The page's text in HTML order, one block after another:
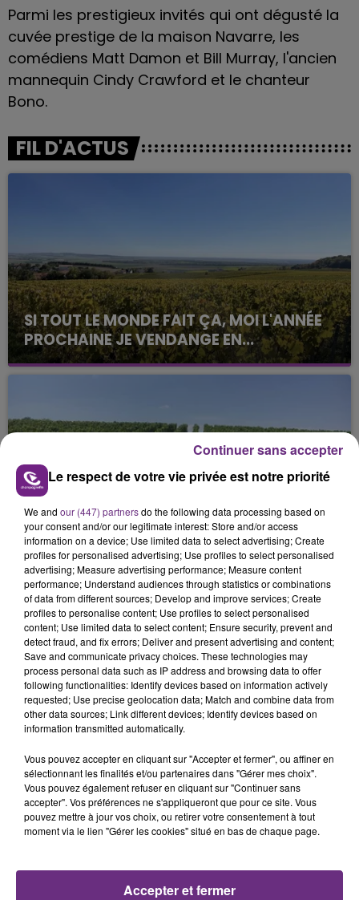
Parmi les prestigieux invités qui ont dégusté la
cuvée prestige de la maison Navarre, les
comédiens Matt Damon et Bill Murray, l'ancien
mannequin Cindy Crawford et le chanteur
Bono.
FIL D'ACTUS
SI TOUT LE MONDE FAIT ÇA, MOI L'ANNÉE
PROCHAINE JE VENDANGE EN...
La vendange en Champagne a débuté ce jeudi 6
août dans la commune de Montgueux (Aube). Du
L'INSPECTION DU TRAVAIL RAPPELLE À
L'ORDRE SUR LES CONDITIONS DE...
Alors que les dates de début des vendange 2026
s'est avéré être plus précoce que prévu,
l'inspection du Travail en profite pour rappeler
les conditions de...
TITRES DIFFUSÉS
8h14
8h14
BEBE REXHA
New Religion
8h11
8h11
SHAWN MENDES & CAMILA
CABELLO
7h58
7h58
Le respect de votre vie privée est notre priorité
We and our (447) partnersdo the following data processing based on
your consent and/or our legitimate interest: Store and/or access
information on a device; Use limited data to select advertising; Create
profiles for personalised advertising; Use profiles to select personalised
advertising; Measure advertising performance; Measure content
performance; Understand audiences through statistics or combinations
of data from different sources; Develop and improve services; Create
profiles to personalise content; Use profiles to select personalised
content; Use limited data to select content; Ensure security, prevent and
detect fraud, and fix errors; Deliver and present advertising and content;
Save and communicate privacy choices. These technologies may
process personal data such as IP address and browsing data to offer
following functionalities: Identify devices based on information actively
requested; Use precise geolocation data; Match and combine data from
other data sources; Link different devices; Identify devices based on
information transmitted automatically.
Vous pouvez accepter en cliquant sur "Accepter et fermer", ou affiner en
sélectionnant les finalités et/ou partenaires dans "Gérer mes choix".
Vous pouvez également refuser en cliquant sur "Continuer sans
accepter". Vos préférences ne s'appliqueront que pour ce site. Vous
pouvez mettre à jour vos choix, ou retirer votre consentement à tout
moment via le lien "Gérer les cookies" situé en bas de chaque page.
Accepter et fermer
Continuer sans accepter